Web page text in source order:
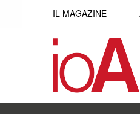
IL MAGAZINE